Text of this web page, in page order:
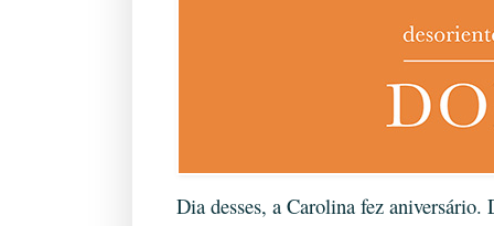
Dia desses, a Carolina fez aniversário.